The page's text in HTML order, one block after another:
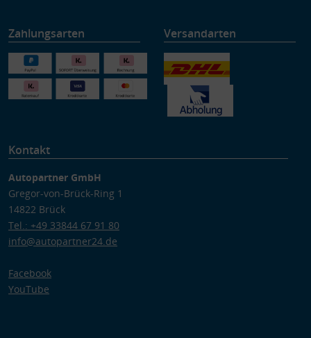
Zahlungsarten Versandarten
Kontakt
Autopartner GmbH
Gregor-von-Brück-Ring 1
14822 Brück
Tel.: +49 33844 67 91 80
info@autopartner24.de
Facebook
YouTube